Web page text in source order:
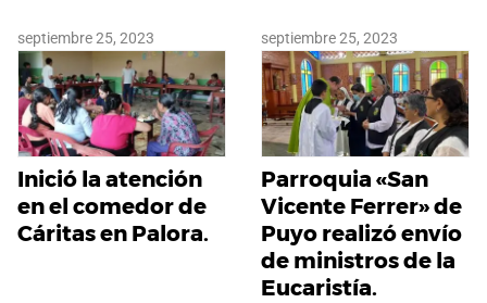
septiembre 25, 2023
Inició la atención
en el comedor de
Cáritas en Palora.
septiembre 25, 2023
Parroquia «San
Vicente Ferrer» de
Puyo realizó envío
de ministros de la
Eucaristía.